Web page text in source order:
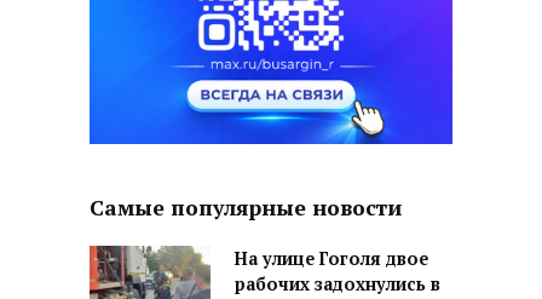
Самые популярные новости
На улице Гоголя двое
рабочих задохнулись в